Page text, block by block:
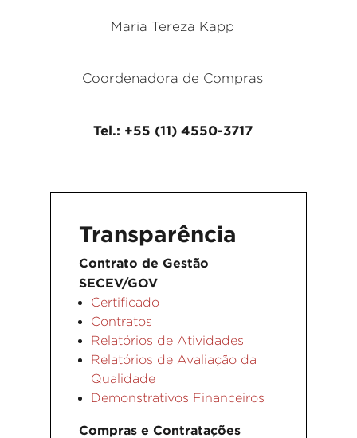
Maria Tereza Kapp
Coordenadora de Compras
Tel.: +55 (11) 4550-3717
Transparência
Contrato de Gestão
SECEV/GOV
Certificado
Contratos
Relatórios de Atividades
Relatórios de Avaliação da
Qualidade
Demonstrativos Financeiros
Compras e Contratações